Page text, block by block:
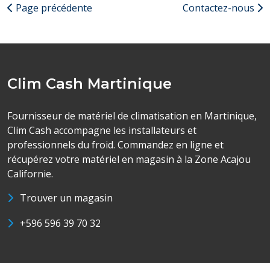
Page précédente Contactez-nous
Clim Cash Martinique
Fournisseur de matériel de climatisation en Martinique,
Clim Cash accompagne les installateurs et
professionnels du froid. Commandez en ligne et
récupérez votre matériel en magasin à la Zone Acajou
Californie.
Trouver un magasin
+596 596 39 70 32